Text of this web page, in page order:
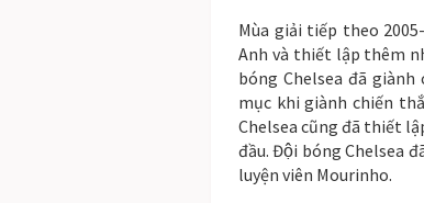
Mùa giải tiếp theo
Anh và thiết lập thêm
bóng Chelsea đã
mục khi giành chiến
Chelsea cũng đã thiết
đầu. Đội bóng Chelsea
luyện viên Mourinho.